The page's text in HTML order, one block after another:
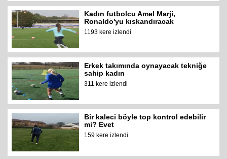
Kadın futbolcu Amel Marji,
Ronaldo'yu kıskandıracak
1193 kere izlendi
Erkek takımında oynayacak tekniğe
sahip kadın
311 kere izlendi
Bir kaleci böyle top kontrol edebilir
mi? Evet
159 kere izlendi